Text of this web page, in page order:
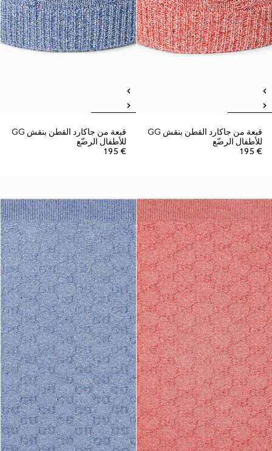
قبعة من جاكارد القطن بنقش GG
للأطفال الرضّع
€ 195
قبعة من جاكارد القطن بنقش GG
للأطفال الرضّع
€ 195